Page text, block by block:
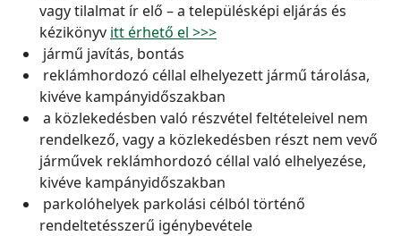
vagy tilalmat ír elő – a településképi eljárás és
kézikönyv itt érhető el >>>
jármű javítás, bontás
reklámhordozó céllal elhelyezett jármű tárolása,
kivéve kampányidőszakban
a közlekedésben való részvétel feltételeivel nem
rendelkező, vagy a közlekedésben részt nem vevő
járművek reklámhordozó céllal való elhelyezése,
kivéve kampányidőszakban
parkolóhelyek parkolási célból történő
rendeltetésszerű igénybevétele